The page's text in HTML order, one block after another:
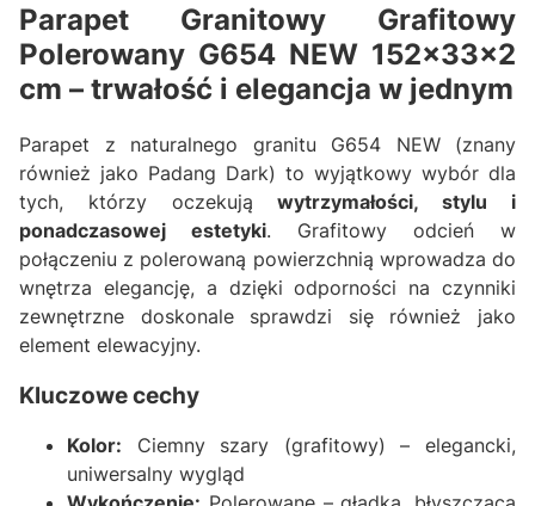
Parapet Granitowy Grafitowy
Polerowany G654 NEW 152x33x2
cm – trwałość i elegancja w jednym
Parapet z naturalnego granitu G654 NEW (znany
również jako Padang Dark) to wyjątkowy wybór dla
tych, którzy oczekująwytrzymałości, stylu i
ponadczasowej estetyki. Grafitowy odcień w
połączeniu z polerowaną powierzchnią wprowadza do
wnętrza elegancję, a dzięki odporności na czynniki
zewnętrzne doskonale sprawdzi się również jako
element elewacyjny.
Kluczowe cechy
Kolor: Ciemny szary (grafitowy) – elegancki,
uniwersalny wygląd